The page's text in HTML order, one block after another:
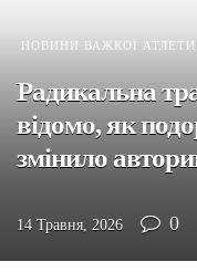
НОВИНИ ВАЖКОЇ
Радикальна
відомо, як
змінило
14 Травня, 2026 0